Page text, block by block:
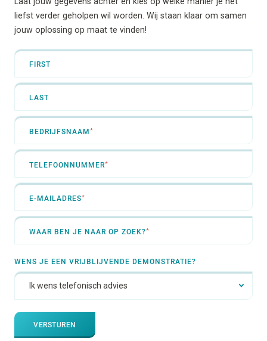
liefst verder geholpen wil worden. Wij staan klaar om samen
jouw oplossing op maat te vinden!
NAAM
FIRST
LAST
BEDRIJFSNAAM*
TELEFOONNUMMER*
E-MAILADRES*
WAAR BEN JE NAAR OP ZOEK?*
WENS JE EEN VRIJBLIJVENDE DEMONSTRATIE?
VERSTUREN